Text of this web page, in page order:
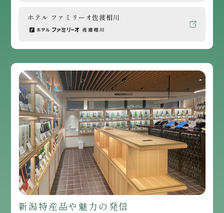
ホテル ファミリーオ佐渡相川
新潟特産品や魅力の発信